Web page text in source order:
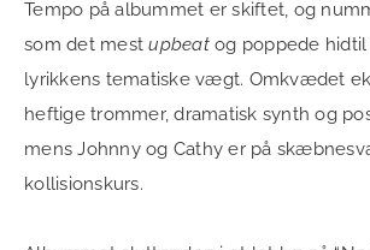
Tempo på albummet er skiftet, og
som det mestupbeat og poppede
lyrikkens tematiske vægt. Omkvædet
heftige trommer, dramatisk synth og
mens Johnny og Cathy er på
kollisionskurs.